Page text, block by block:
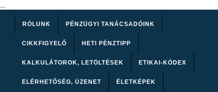
...
RÓLUNK PÉNZÜGYI TANÁCSADÓINK
CIKKFIGYELŐ HETI PÉNZTIPP
KALKULÁTOROK, LETÖLTÉSEK ETIKAI-KÓDEX
ELÉRHETŐSÉG, ÜZENET ÉLETKÉPEK